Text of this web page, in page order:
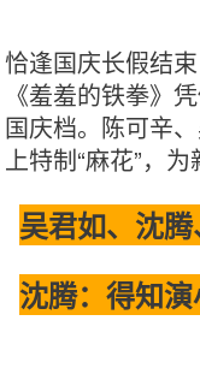
恰逢国庆长假结
《羞羞的铁拳》
国庆档。陈可辛
上特制“麻花”，为
吴君如、沈
沈腾：得知